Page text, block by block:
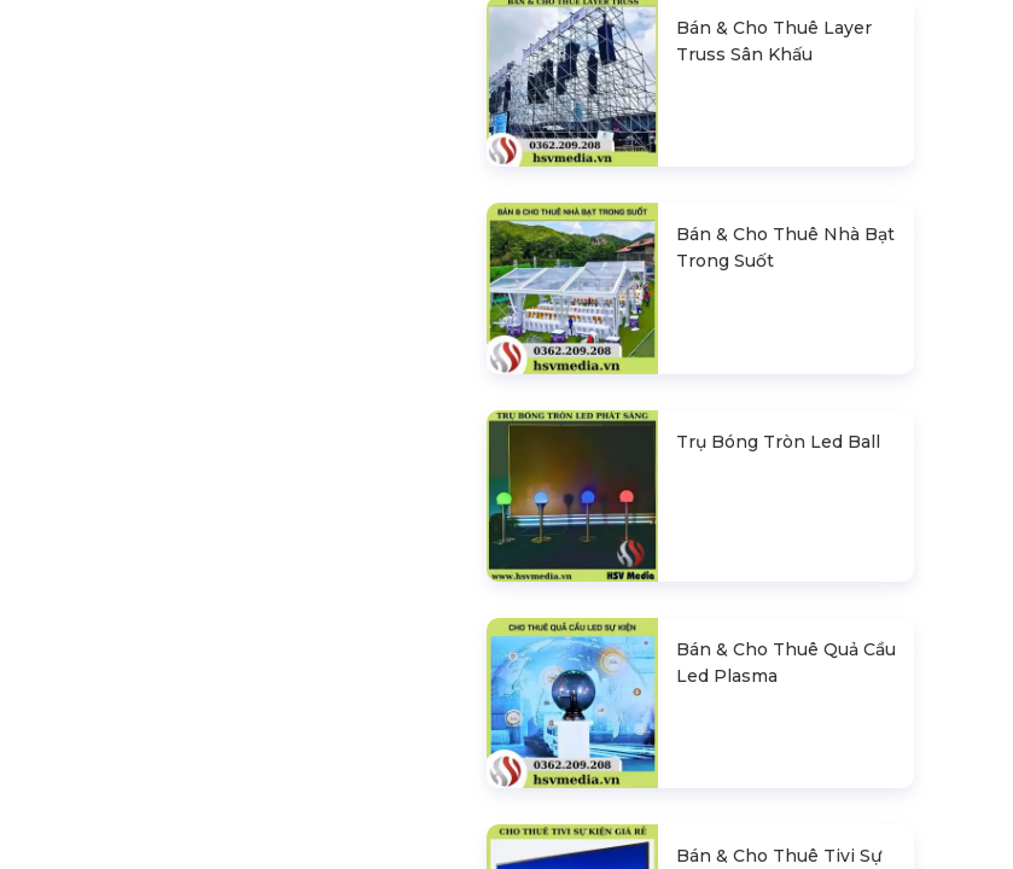
Bán & Cho Thuê Layer
Truss Sân Khấu
Bán & Cho Thuê Nhà Bạt
Trong Suốt
Trụ Bóng Tròn Led Ball
Bán & Cho Thuê Quả Cầu
Led Plasma
Bán & Cho Thuê Tivi Sự